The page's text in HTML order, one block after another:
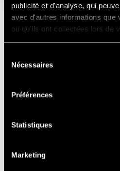
publicité et d'analyse, qui
avec d'autres informations que
ou qu'ils ont collectées lors de
services.
Nécessaires
Préférences
Statistiques
Marketing
PISTEDOPEN